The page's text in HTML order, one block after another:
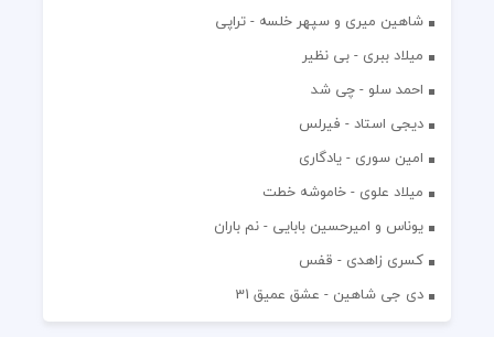
شاهین میری و سپهر خلسه - تراپی
میلاد ببری - بی نظیر
احمد سلو - چی شد
دیجی استاد - فیرلس
امین سوری - یادگاری
میلاد علوی - خاموشه خطت
یوناس و امیرحسین بابایی - نم باران
کسری زاهدی - قفس
دی جی شاهین - عشق عمیق 31